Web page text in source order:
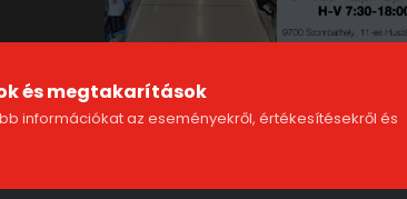
és megtakarítások
információkat az eseményekről, értékesítésekről és